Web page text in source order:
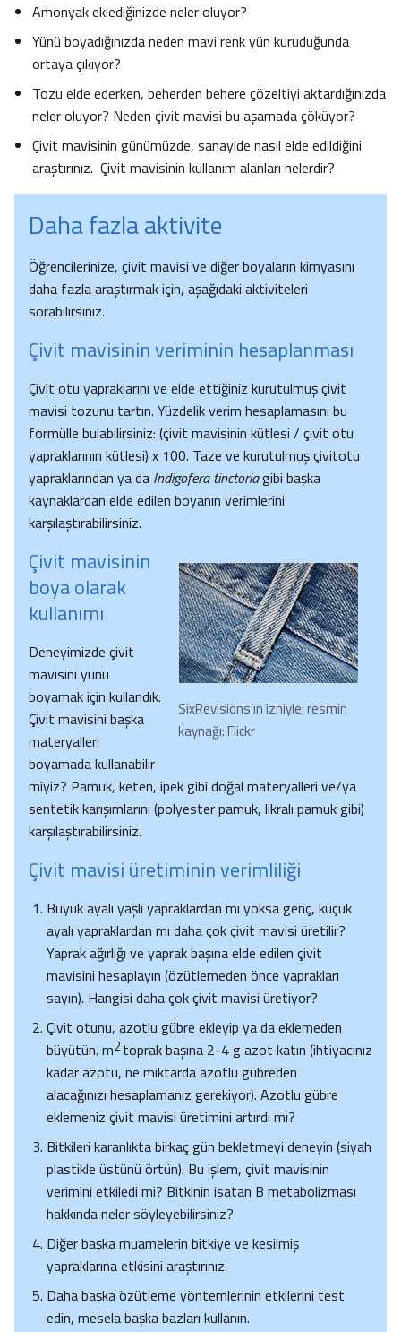
Amonyak eklediğinizde neler oluyor?
Yünü boyadığınızda neden mavi renk yün kuruduğunda
ortaya çıkıyor?
Tozu elde ederken, beherden behere çözeltiyi aktardığınızda
neler oluyor? Neden çivit mavisi bu aşamada çöküyor?
Çivit mavisinin günümüzde, sanayide nasıl elde edildiğini
araştırınız. Çivit mavisinin kullanım alanları nelerdir?
Daha fazla aktivite
Öğrencilerinize, çivit mavisi ve diğer boyaların kimyasını
daha fazla araştırmak için, aşağıdaki aktiviteleri
sorabilirsiniz.
Çivit mavisinin veriminin hesaplanması
Çivit otu yapraklarını ve elde ettiğiniz kurutulmuş çivit
mavisi tozunu tartın. Yüzdelik verim hesaplamasını bu
formülle bulabilirsiniz: (çivit mavisinin kütlesi / çivit otu
yapraklarının kütlesi) x 100. Taze ve kurutulmuş çivitotu
yapraklarından ya da Indigofera tinctoriagibi başka
kaynaklardan elde edilen boyanın verimlerini
karşılaştırabilirsiniz.
SixRevisions’ın izniyle; resmin
kaynağı: Flickr
Çivit mavisinin
boya olarak
kullanımı
Deneyimizde çivit
mavisini yünü
boyamak için kullandık.
Çivit mavisini başka
materyalleri
boyamada kullanabilir
miyiz? Pamuk, keten, ipek gibi doğal materyalleri ve/ya
sentetik karışımlarını (polyester pamuk, likralı pamuk gibi)
karşılaştırabilirsiniz.
Çivit mavisi üretiminin verimliliği
Büyük ayalı yaşlı yapraklardan mı yoksa genç, küçük
ayalı yapraklardan mı daha çok çivit mavisi üretilir?
Yaprak ağırlığı ve yaprak başına elde edilen çivit
mavisini hesaplayın (özütlemeden önce yaprakları
sayın). Hangisi daha çok çivit mavisi üretiyor?
Çivit otunu, azotlu gübre ekleyip ya da eklemeden
büyütün. m2toprak başına 2-4 g azot katın (ihtiyacınız
kadar azotu, ne miktarda azotlu gübreden
alacağınızı hesaplamanız gerekiyor). Azotlu gübre
eklemeniz çivit mavisi üretimini artırdı mı?
Bitkileri karanlıkta birkaç gün bekletmeyi deneyin (siyah
plastikle üstünü örtün). Bu işlem, çivit mavisinin
verimini etkiledi mi? Bitkinin isatan B metabolizması
hakkında neler söyleyebilirsiniz?
Diğer başka muamelerin bitkiye ve kesilmiş
yapraklarına etkisini araştırınız.
Daha başka özütleme yöntemlerinin etkilerini test
edin, mesela başka bazları kullanın.